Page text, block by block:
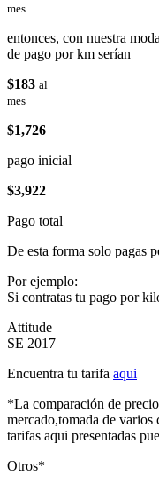
mes
entonces, con nuestra
de pago por km serían
$183 al
mes
$1,726
pago inicial
$3,922
Pago total
De esta forma solo pagas
Por ejemplo:
Si contratas tu pago por
Attitude
SE 2017
Encuentra tu tarifa aqui
*La comparación de
mercado,tomada de
tarifas aqui presentadas
Otros*